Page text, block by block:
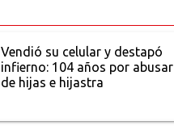
Vendió su celular y destapó
infierno: 104 años por abusar
de hijas e hijastra